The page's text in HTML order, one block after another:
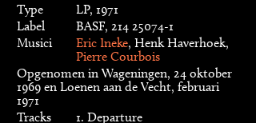
Type
LP, 1971
Label
BASF, 214 25074-1
Musici
Eric Ineke, Henk Haverhoek,
Pierre Courbois
Opgenomen in Wageningen, 24 oktober
1969 en Loenen aan de Vecht, februari
1971
Tracks
1. Departure